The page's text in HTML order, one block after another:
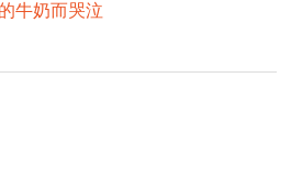
牛奶而哭泣